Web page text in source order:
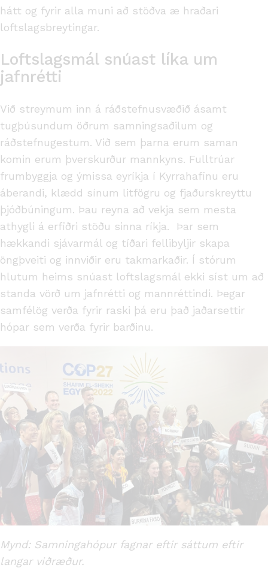
hátt og fyrir alla muni að stöðva æ hraðari
loftslagsbreytingar.
Loftslagsmál snúast líka um
jafnrétti
Við streymum inn á ráðstefnusvæðið ásamt
tugþúsundum öðrum samningsaðilum og
ráðstefnugestum. Við sem þarna erum saman
komin erum þverskurður mannkyns. Fulltrúar
frumbyggja og ýmissa eyríkja í Kyrrahafinu eru
áberandi, klædd sínum litfögru og fjaðurskreyttu
þjóðbúningum. Þau reyna að vekja sem mesta
athygli á erfiðri stöðu sinna ríkja. Þar sem
hækkandi sjávarmál og tíðari fellibyljir skapa
öngþveiti og innviðir eru takmarkaðir. Í stórum
hlutum heims snúast loftslagsmál ekki síst um að
standa vörð um jafnrétti og mannréttindi. Þegar
samfélög verða fyrir raski þá eru það jaðarsettir
hópar sem verða fyrir barðinu.
Mynd: Samningahópur fagnar eftir sáttum eftir
langar viðræður.